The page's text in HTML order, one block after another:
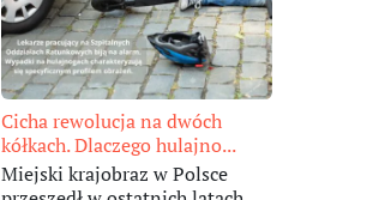
Cicha rewolucja na dwóch
kółkach. Dlaczego hulajno...
Miejski krajobraz w Polsce